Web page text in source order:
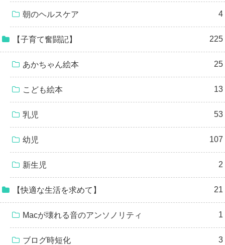
朝のヘルスケア 4
【子育て奮闘記】 225
あかちゃん絵本 25
こども絵本 13
乳児 53
幼児 107
新生児 2
【快適な生活を求めて】 21
Macが壊れる音のアンソノリティ 1
ブログ時短化 3